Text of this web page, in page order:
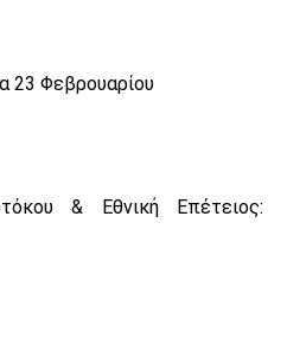
23 Φεβρουαρίου
& Εθνική Επέτειος: